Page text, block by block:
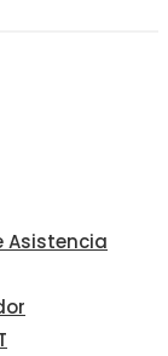
Asistencia